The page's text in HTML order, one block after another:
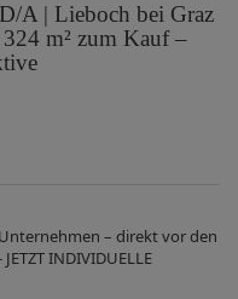
A | Lieboch bei Graz
m² zum Kauf –